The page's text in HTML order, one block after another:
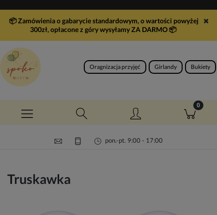
📦 Zamówienia o gabarycie standardowym, o wartości powyżej
300zł, opłacone z góry wysyłamy ZA DARMO📦
Oragnizacja przyjęć Girlandy Bukiety
pon.-pt. 9:00 - 17:00
Truskawka